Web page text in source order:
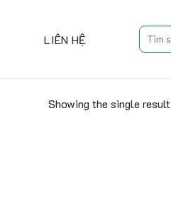
LIÊN HỆ
Search
for:
Showing the single result